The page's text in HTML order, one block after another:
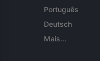
Português
Deutsch
Mais...